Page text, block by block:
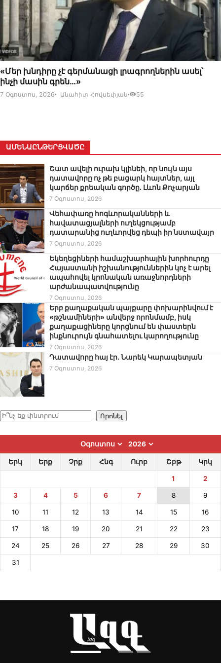
07 ՕԳՈՍՏՈՍԻ, 2026
«Մեր խնդիրը չէ գերմանացի լրագրողներին ասել՝
ինչի մասին գրեն…»
7 Օգոստոս, 2026 Անահիտ Հովսեփյան 55
ԱՄԵՆԱԸՆԹԵՐՑՎԱԾԸ
Շատ ավելի ուրախ կլինեի, որ նույն այս
դատավորը ոչ թե բացարկ հայտներ, այլ
կարճեր քրեական գործը. Լևոն Քոչարյան
7 Օգոստոս, 2026
Վեհափառը հոգևորականների և
հավատացյալների ուղեկցությամբ
դատարանից ուղևորվեց դեպի իր նստավայր
7 Օգոստոս, 2026
Եկեղեցիների համաշխարհային խորհուրդը
Հայաստանի իշխանություններին կոչ է արել
ապահովել կրոնական առաջնորդների
արժանապատվությունը
7 Օգոստոս, 2026
Երբ քաղաքական պայքարը փոխարինվում է
«թշնամիների» անվերջ որոնմամբ, իսկ
քաղաքացիները կորցնում են փաստերն
ինքնուրույն գնահատելու կարողությունը
7 Օգոստոս, 2026
Դատավորը հայ էր․ Նարեկ Կարապետյան
7 Օգոստոս, 2026
Որոնել Որոնել
Երկ Երք Չրք Հնգ Ուրբ Շբթ Կրկ
1 2
3 4 5 6 7 8 9
10 11 12 13 14 15 16
17 18 19 20 21 22 23
24 25 26 27 28 29 30
31